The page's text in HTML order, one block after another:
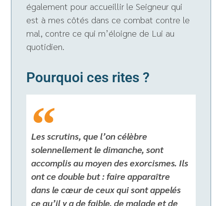
également pour accueillir le Seigneur qui
est à mes côtés dans ce combat contre le
mal, contre ce qui m’éloigne de Lui au
quotidien.
Pourquoi ces rites ?
Les scrutins, que l’on célèbre
solennellement le dimanche, sont
accomplis au moyen des exorcismes. Ils
ont ce double but : faire apparaître
dans le cœur de ceux qui sont appelés
ce qu’il y a de faible, de malade et de